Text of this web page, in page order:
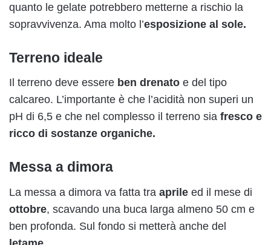
quanto le gelate potrebbero metterne a rischio la
sopravvivenza. Ama molto l’esposizione al sole.
Terreno ideale
Il terreno deve essere ben drenato e del tipo
calcareo. L’importante è che l’acidità non superi un
pH di 6,5 e che nel complesso il terreno sia fresco e
ricco di sostanze organiche.
Messa a dimora
La messa a dimora va fatta tra aprile ed il mese di
ottobre, scavando una buca larga almeno 50 cm e
ben profonda. Sul fondo si metterà anche del